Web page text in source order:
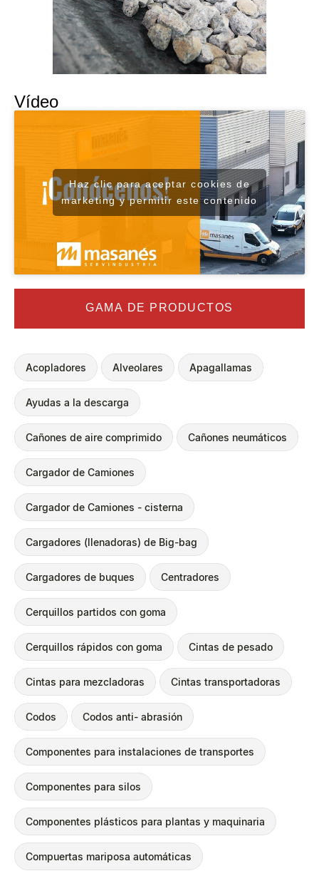
Vídeo
Haz clic para aceptar cookies de
marketing y permitir este contenido
GAMA DE PRODUCTOS
Acopladores Alveolares Apagallamas
Ayudas a la descarga
Cañones de aire comprimido Cañones neumáticos
Cargador de Camiones
Cargador de Camiones - cisterna
Cargadores (llenadoras) de Big-bag
Cargadores de buques Centradores
Cerquillos partidos con goma
Cerquillos rápidos con goma Cintas de pesado
Cintas para mezcladoras Cintas transportadoras
Codos Codos anti- abrasión
Componentes para instalaciones de transportes
Componentes para silos
Componentes plásticos para plantas y maquinaria
Compuertas mariposa automáticas